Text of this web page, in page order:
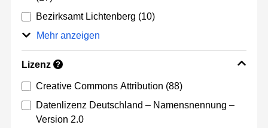
Bezirksamt Lichtenberg (10)
Mehr anzeigen
Lizenz ?
Creative Commons Attribution (88)
Datenlizenz Deutschland – Namensnennung –
Version 2.0